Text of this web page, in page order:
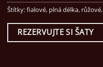
Štítky:fialové, plná délka, růžové,
REZERVUJTE SI ŠATY